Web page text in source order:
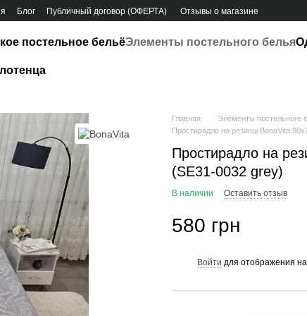
Блог Публичный договор (ОФЕРТА) Отзывы о магазине
постельное бельёЭлементы постельного белья
Главная Элементы постельного
Простирадло на резинці BonaVita
Простирадло на
(SE31-0032 grey)
В наличии Оставить отзыв
580 грн
Войти для отображения